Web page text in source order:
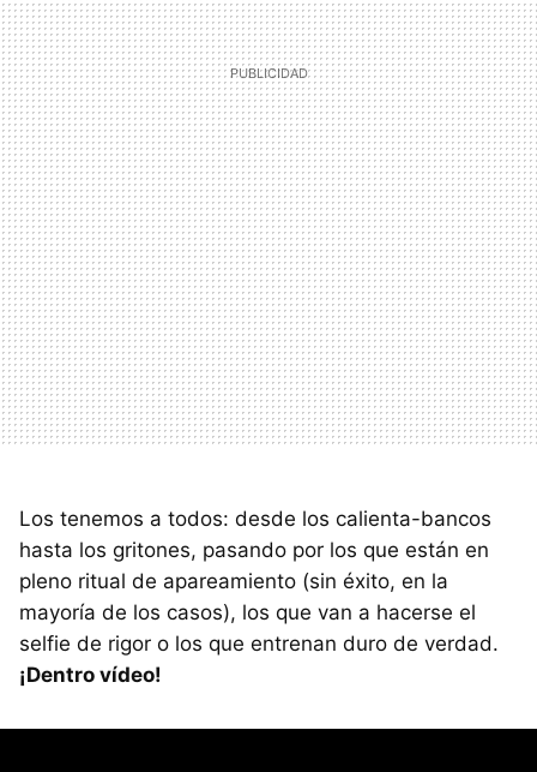
Los tenemos a todos: desde los calienta-bancos
hasta los gritones, pasando por los que están en
pleno ritual de apareamiento (sin éxito, en la
mayoría de los casos), los que van a hacerse el
selfie de rigor o los que entrenan duro de verdad.
¡Dentro vídeo!